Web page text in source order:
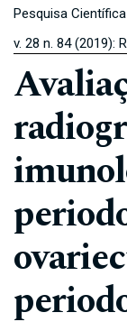
Pesquisa Científica
v. 28 n. 84 (2019):